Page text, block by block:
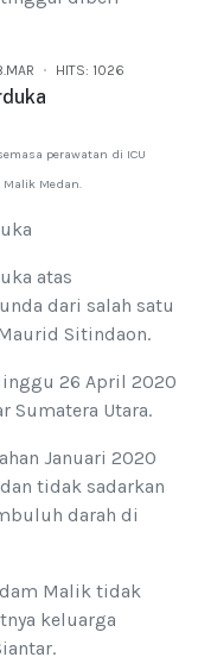
HITS: 1026
perawatan di ICU
Medan.
atas
dari salah satu
Sitindaon.
26 April 2020
Sumatera Utara.
Januari 2020
tidak sadarkan
darah di
Malik tidak
keluarga